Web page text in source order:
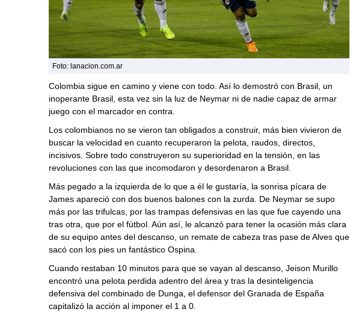
Foto: lanacion.com.ar
Colombia sigue en camino y viene con todo. Así lo demostró con Brasil, un
inoperante Brasil, esta vez sin la luz de Neymar ni de nadie capaz de armar
juego con el marcador en contra.
Los colombianos no se vieron tan obligados a construir, más bien vivieron de
buscar la velocidad en cuanto recuperaron la pelota, raudos, directos,
incisivos. Sobre todo construyeron su superioridad en la tensión, en las
revoluciones con las que incomodaron y desordenaron a Brasil.
Más pegado a la izquierda de lo que a él le gustaría, la sonrisa pícara de
James apareció con dos buenos balones con la zurda. De Neymar se supo
más por las trifulcas, por las trampas defensivas en las que fue cayendo una
tras otra, que por el fútbol. Aún así, le alcanzó para tener la ocasión más clara
de su equipo antes del descanso, un remate de cabeza tras pase de Alves que
sacó con los pies un fantástico Ospina.
Cuando restaban 10 minutos para que se vayan al descanso, Jeison Murillo
encontró una pelota perdida adentro del área y tras la desinteligencia
defensiva del combinado de Dunga, el defensor del Granada de España
capitalizó la acción al imponer el 1 a 0.